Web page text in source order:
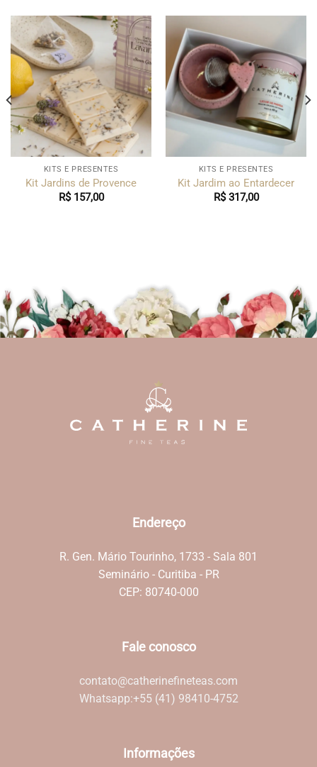
KITS E PRESENTES
Kit Jardins de Provence
R$157,00
KITS E PRESENTES
Kit Jardim ao Entardecer
R$317,00
Endereço
R. Gen. Mário Tourinho, 1733 - Sala 801
Seminário - Curitiba - PR
CEP: 80740-000
Fale conosco
contato@catherinefineteas.com
Whatsapp:+55 (41) 98410-4752
Informações